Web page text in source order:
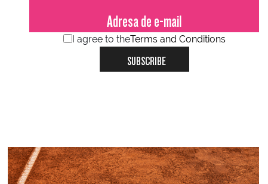
I agree to theTerms and Conditions
SUBSCRIBE